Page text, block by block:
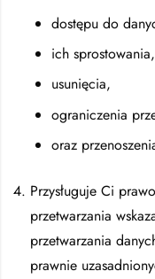
dostępu do
ich sprostowania,
usunięcia,
ograniczenia
oraz
Przysługuje Ci
przetwarzania
przetwarzania
prawnie